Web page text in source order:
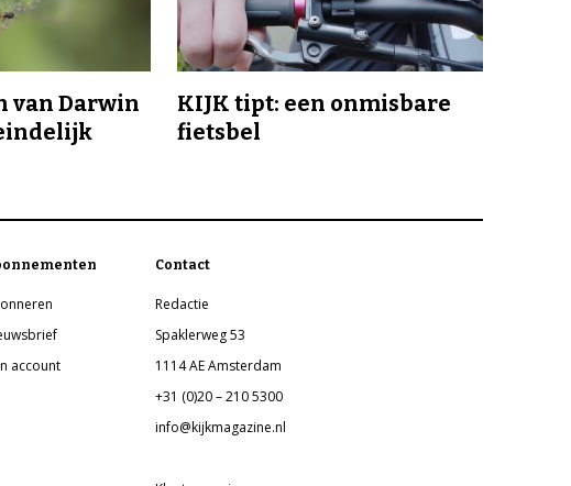
van Darwin
KIJK tipt: een onmisbare
fietsbel
account
Contact
Redactie
Spaklerweg 53
1114 AE Amsterdam
+31 (0)20 – 210 5300
info@kijkmagazine.nl